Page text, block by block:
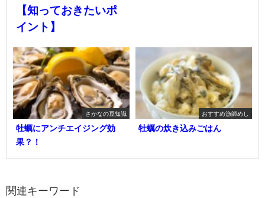
【知っておきたいポ
イント】
さかなの豆知識
牡蠣にアンチエイジング効
果？！
おすすめ漁師めし
牡蠣の炊き込みごはん
関連キーワード